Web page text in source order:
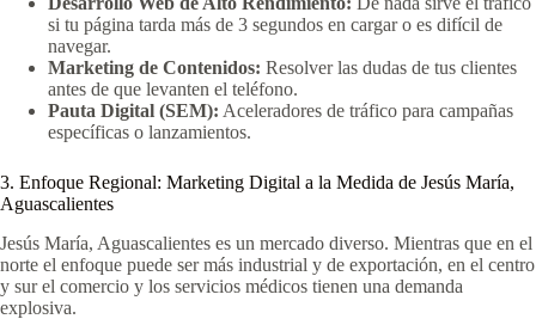
si tu página tarda más de 3 segundos en cargar o es difícil de
navegar.
Marketing de Contenidos: Resolver las dudas de tus clientes
antes de que levanten el teléfono.
Pauta Digital (SEM): Aceleradores de tráfico para campañas
específicas o lanzamientos.
3. Enfoque Regional: Marketing Digital a la Medida de Jesús María,
Aguascalientes
Jesús María, Aguascalientes es un mercado diverso. Mientras que en el
norte el enfoque puede ser más industrial y de exportación, en el centro
y sur el comercio y los servicios médicos tienen una demanda
explosiva.